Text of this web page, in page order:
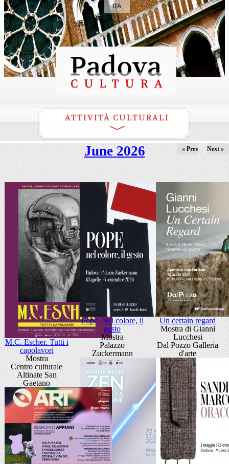
ITA
ATTIVITÀ CULTURALI
June 2026 « Prev Next »
M.C. Escher. Tutti i
capolavori
Mostra
Centro culturale
Altinate San
Gaetano
Pope. Nel colore, il
gesto
Mostra
Palazzo
Zuckermann
Un certain regard
Mostra di Gianni
Lucchesi
Dal Pozzo Galleria
d'arte